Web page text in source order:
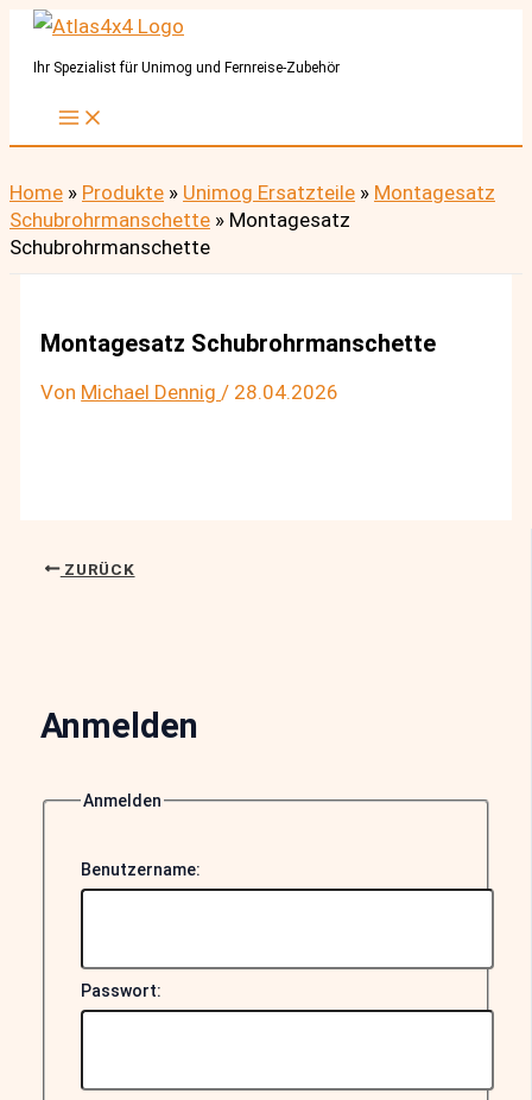
Zum
InhaltIhr Spezialist für Unimog und Fernreise-Zubehör
Home » Produkte » Unimog Ersatzteile » Montagesatz
Schubrohrmanschette » Montagesatz
Schubrohrmanschette
Montagesatz Schubrohrmanschette
Von Michael Dennig/ 28.04.2026
ZURÜCK
Anmelden
Anmelden
Benutzername:
Passwort: